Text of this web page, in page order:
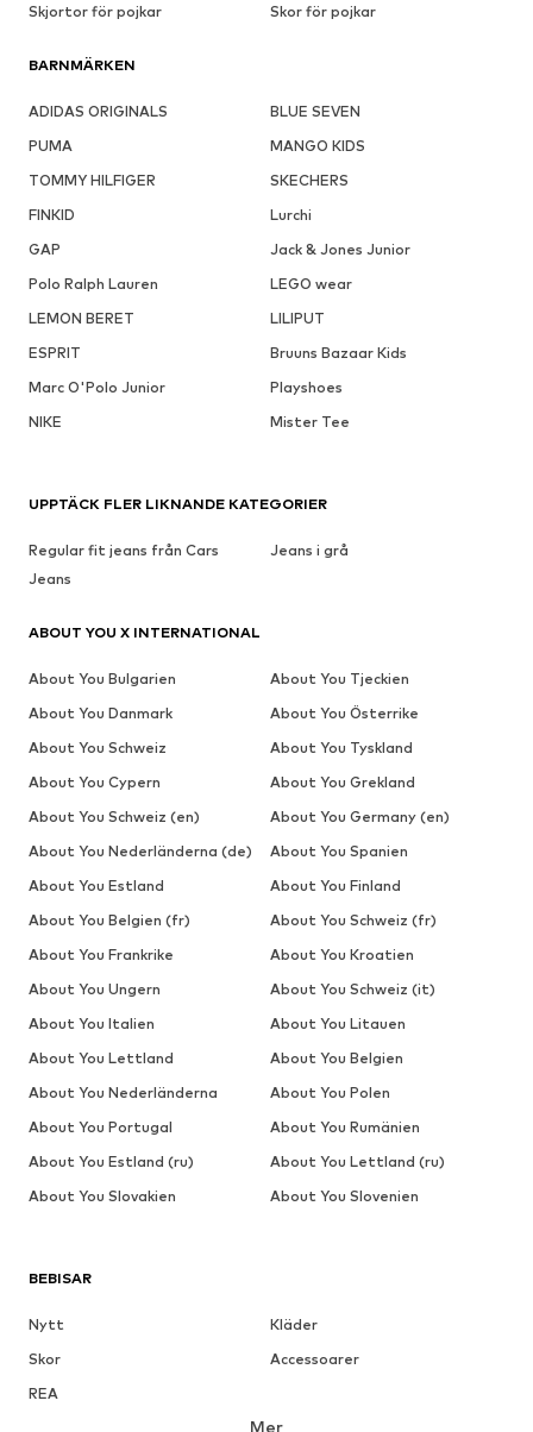
Skjortor för pojkar
Skor för pojkar
BARNMÄRKEN
ADIDAS ORIGINALS
BLUE SEVEN
PUMA
MANGO KIDS
TOMMY HILFIGER
SKECHERS
FINKID
Lurchi
GAP
Jack & Jones Junior
Polo Ralph Lauren
LEGO wear
LEMON BERET
LILIPUT
ESPRIT
Bruuns Bazaar Kids
Marc O'Polo Junior
Playshoes
NIKE
Mister Tee
BEBISAR
Nytt
Kläder
Skor
Accessoarer
REA
Mer
UPPTÄCK FLER LIKNANDE KATEGORIER
Regular fit jeans från Cars
Jeans
Jeans i grå
ABOUT YOU X INTERNATIONAL
About You Bulgarien
About You Tjeckien
About You Danmark
About You Österrike
About You Schweiz
About You Tyskland
About You Cypern
About You Grekland
About You Schweiz (en)
About You Germany (en)
About You Nederländerna (de)
About You Spanien
About You Estland
About You Finland
About You Belgien (fr)
About You Schweiz (fr)
About You Frankrike
About You Kroatien
About You Ungern
About You Schweiz (it)
About You Italien
About You Litauen
About You Lettland
About You Belgien
About You Nederländerna
About You Polen
About You Portugal
About You Rumänien
About You Estland (ru)
About You Lettland (ru)
About You Slovakien
About You Slovenien